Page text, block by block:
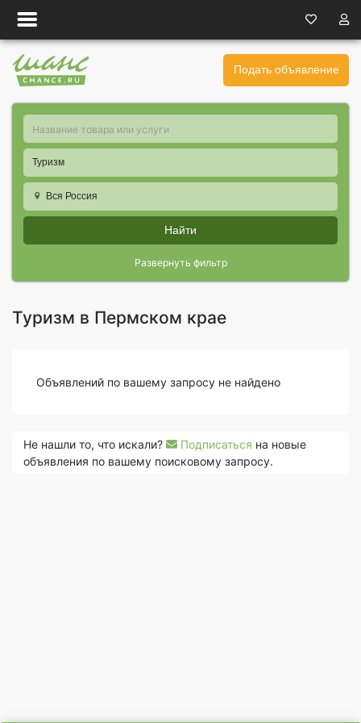
Подать объявление
Туризм
Вся Россия
Найти
Развернуть фильтр
Туризм в Пермском крае
Объявлений по вашему запросу не найдено
Не нашли то, что искали? Подписаться на новые
объявления по вашему поисковому запросу.